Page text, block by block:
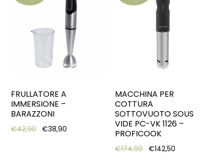
FRULLATORE A
IMMERSIONE –
BARAZZONI
€42,90 Original price was: €42,90.
€38,90 Current price is: €38,90.
MACCHINA PER
COTTURA
SOTTOVUOTO SOUS
VIDE PC-VK 1126 –
PROFICOOK
€174,90 Original price was:
€142,50